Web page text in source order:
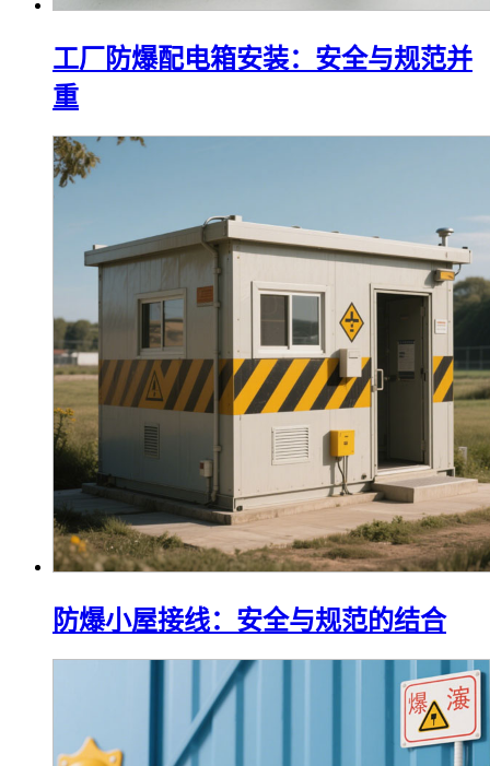
工厂防爆配电箱安装：安全与规范并
重
防爆小屋接线：安全与规范的结合